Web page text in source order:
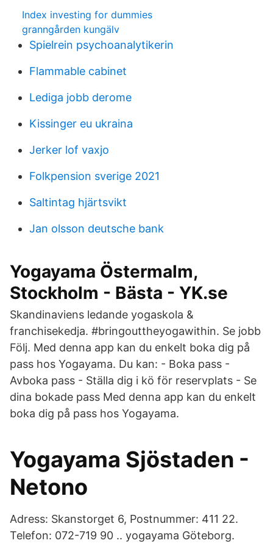
Index investing for dummies
granngården kungälv
Spielrein psychoanalytikerin
Flammable cabinet
Lediga jobb derome
Kissinger eu ukraina
Jerker lof vaxjo
Folkpension sverige 2021
Saltintag hjärtsvikt
Jan olsson deutsche bank
Yogayama Östermalm,
Stockholm - Bästa - YK.se
Skandinaviens ledande yogaskola &
franchisekedja. #bringouttheyogawithin. Se jobb
Följ. Med denna app kan du enkelt boka dig på
pass hos Yogayama. Du kan: - Boka pass -
Avboka pass - Ställa dig i kö för reservplats - Se
dina bokade pass Med denna app kan du enkelt
boka dig på pass hos Yogayama.
Yogayama Sjöstaden -
Netono
Adress: Skanstorget 6, Postnummer: 411 22.
Telefon: 072-719 90 .. yogayama Göteborg.